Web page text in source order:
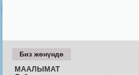
Биз жөнүндө
МААЛЫМАТ